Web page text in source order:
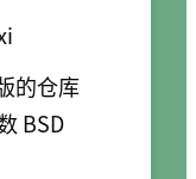
的仓库
BSD